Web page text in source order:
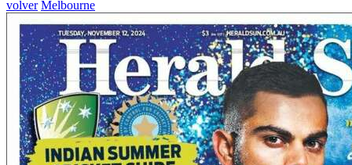
volver Melbourne